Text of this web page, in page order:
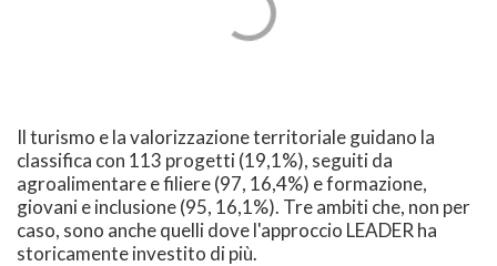
Il turismo e la valorizzazione territoriale guidano la
classifica con 113 progetti (19,1%), seguiti da
agroalimentare e filiere (97, 16,4%) e formazione,
giovani e inclusione (95, 16,1%). Tre ambiti che, non per
caso, sono anche quelli dove l'approccio LEADER ha
storicamente investito di più.